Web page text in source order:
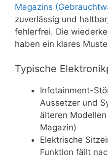
Magazins
zuverlässig und
fehlerfrei. Die
haben ein klares
Typische
Infotainment-
Aussetzer und
älteren
Magazin)
Elektrische
Funktion fällt